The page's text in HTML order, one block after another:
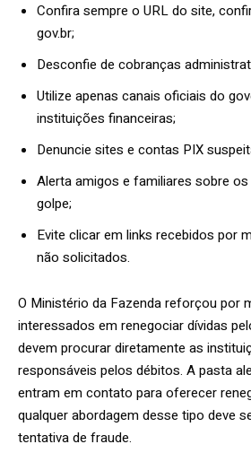
Confira sempre o URL do site,
gov.br;
Desconfie de cobranças
Utilize apenas canais oficiais do
instituições financeiras;
Denuncie sites e contas PIX
Alerta amigos e familiares sobre
golpe;
Evite clicar em links recebidos por
não solicitados.
O Ministério da Fazenda reforçou por
interessados em renegociar dívidas
devem procurar diretamente as
responsáveis pelos débitos. A pasta
entram em contato para oferecer
qualquer abordagem desse tipo deve
tentativa de fraude.